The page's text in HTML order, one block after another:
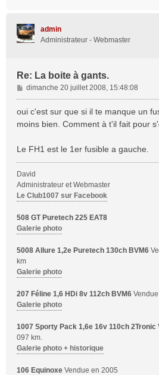
admin
Administrateur - Webmaster
Re: La boite à gants.
M
e
s
a
e
dimanche 20 juillet 2008, 15:48:08
oui c'est sur que si il te manque un
moins bien. Comment à t'il fait pour
Le FH1 est le 1er fusible a gauche.
David
Administrateur et Webmaster
Le Club1007 sur Facebook
508 GT Puretech 225 EAT8
Galerie photo
5008 Allure 1,2e Puretech 130ch BVM6
km
Galerie photo
207 Féline 1,6 HDi 8v 112ch BVM6
Galerie photo
1007 Sporty Pack 1,6e 16v 110ch 2Tronic
097 km.
Galerie photo + historique
106 Equinoxe Vendue en 2005